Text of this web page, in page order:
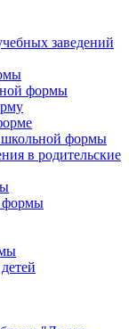
заведений
формы
школьной формы
в родительские
формы